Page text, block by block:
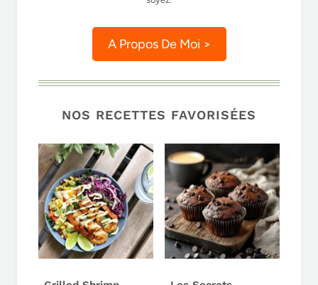
A Propos De Moi >
NOS RECETTES FAVORISÉES